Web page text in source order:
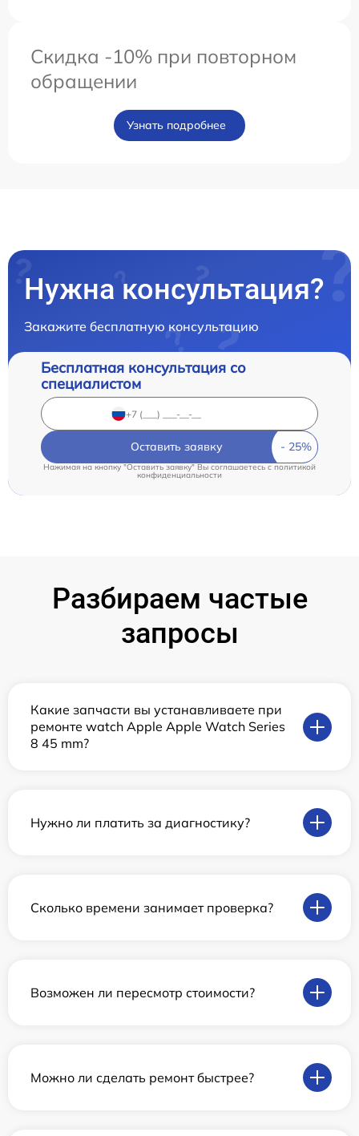
Скидка -10% при повторном
обращении
Узнать подробнее
Нужна консультация?
Закажите бесплатную консультацию
Бесплатная консультация со
специалистом
Оставить заявку
Нажимая на кнопку "Оставить заявку" Вы соглашаетесь cполитикой
конфиденциальности
Разбираем частые
запросы
Какие запчасти вы устанавливаете при
ремонте watch Apple Apple Watch Series
8 45 mm?
Нужно ли платить за диагностику?
Сколько времени занимает проверка?
Возможен ли пересмотр стоимости?
Можно ли сделать ремонт быстрее?